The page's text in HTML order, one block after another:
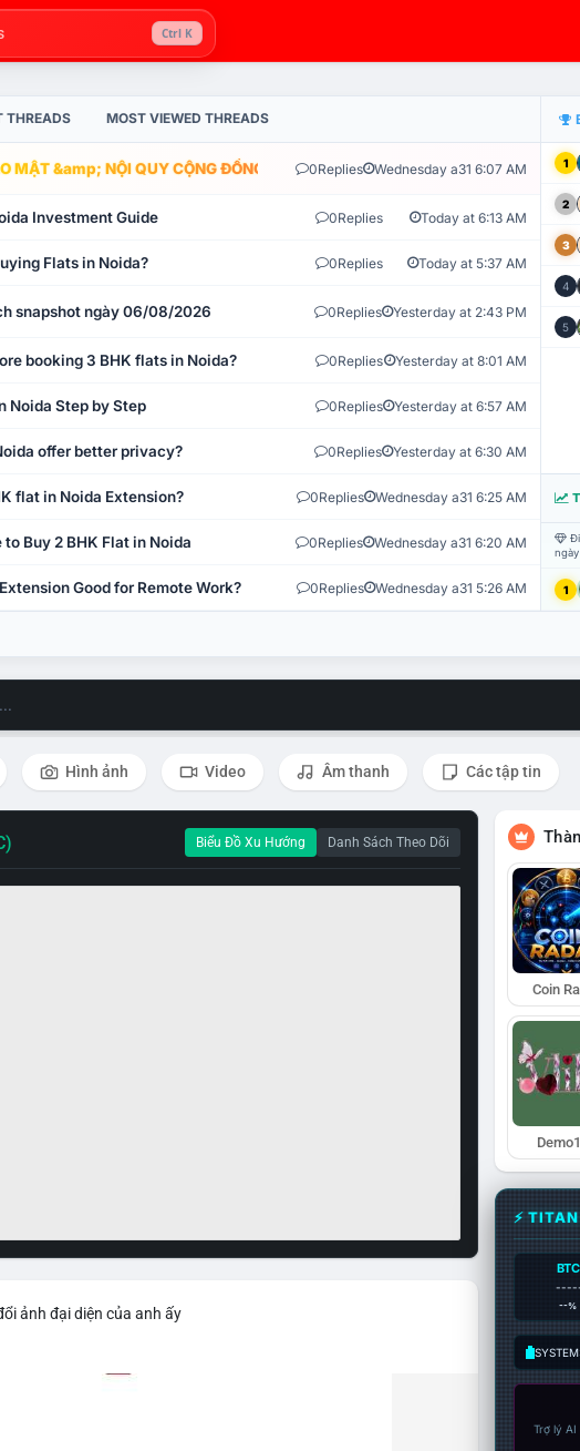
Ctrl K
THREADS MOST VIEWED THREADS
MẬT &amp; NỘI QUY CỘNG ĐỒNG VLIKE.VN: HỆ THỐNG GIÁM SÁT TỰ
0Replies Wednesday a31 6:07 AM
Investment Guide 0Replies Today at 6:13 AM
Flats in Noida? 0Replies Today at 5:37 AM
snapshot ngày 06/08/2026 0Replies Yesterday at 2:43 PM
booking 3 BHK flats in Noida? 0Replies Yesterday at 8:01 AM
Noida Step by Step 0Replies Yesterday at 6:57 AM
offer better privacy? 0Replies Yesterday at 6:30 AM
flat in Noida Extension? 0Replies Wednesday a31 6:25 AM
Buy 2 BHK Flat in Noida 0Replies Wednesday a31 6:20 AM
Good for Remote Work? 0Replies Wednesday a31 5:26 AM
1
2
3
4
5
1
Hình ảnh Video Âm thanh Các tập tin
Biểu Đồ Xu Hướng Danh Sách Theo Dõi
ảnh đại diện của anh ấy
Coin
⚡
BTC
--%
Trợ lý